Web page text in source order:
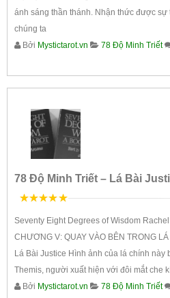
ánh sáng thần thánh. Nhận thức được
chúng ta
Bởi Mystictarot.vn 78 Độ Minh Triết
78 Độ Minh Triết – Lá Bài
Seventy Eight Degrees of Wisdom
CHƯƠNG V: QUAY VÀO BÊN TRONG
Lá Bài Justice Hình ảnh của lá chính này
Themis, người xuất hiện với đôi mắt che
Bởi Mystictarot.vn 78 Độ Minh Triết